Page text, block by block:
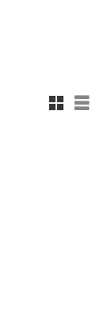
Rutnätsvy
Listvy